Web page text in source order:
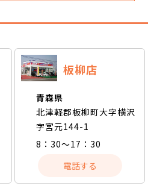
板柳店
青森県
北津軽郡板柳町大字横沢
字宮元144-1
8：30～17：30
電話する